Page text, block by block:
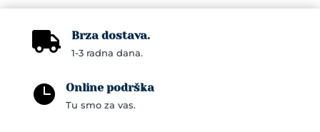
 Brza dostava.
1-3 radna dana.
 Online podrška
Tu smo za vas.